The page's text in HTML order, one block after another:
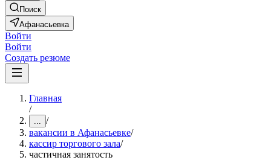
Поиск
Афанасьевка
Войти
Войти
Создать резюме
Главная
/
... /
вакансии в Афанасьевке/
кассир торгового зала/
частичная занятость